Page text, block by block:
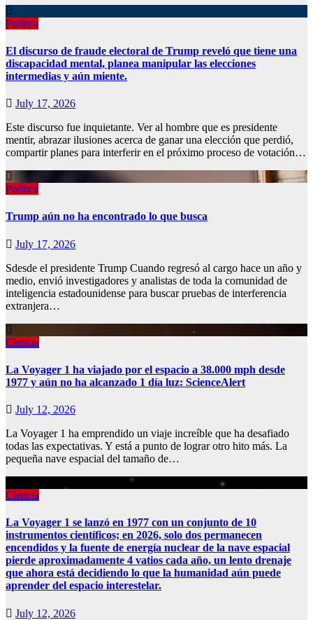
Política
El discurso de fraude electoral de Trump reveló que tiene una
discapacidad mental, planea manipular las elecciones
intermedias y aún miente.
July 17, 2026
Este discurso fue inquietante. Ver al hombre que es presidente
mentir, abrazar ilusiones acerca de ganar una elección que perdió,
compartir planes para interferir en el próximo proceso de votación…
Política
Trump aún no ha encontrado lo que busca
July 17, 2026
Sdesde el presidente Trump Cuando regresó al cargo hace un año y
medio, envió investigadores y analistas de toda la comunidad de
inteligencia estadounidense para buscar pruebas de interferencia
extranjera…
Ciéncia
La Voyager 1 ha viajado por el espacio a 38.000 mph desde
1977 y aún no ha alcanzado 1 día luz: ScienceAlert
July 12, 2026
La Voyager 1 ha emprendido un viaje increíble que ha desafiado
todas las expectativas. Y está a punto de lograr otro hito más. La
pequeña nave espacial del tamaño de…
Ciéncia
La Voyager 1 se lanzó en 1977 con un conjunto de 10
instrumentos científicos; en 2026, solo dos permanecen
encendidos y la fuente de energía nuclear de la nave espacial
pierde aproximadamente 4 vatios cada año, un lento drenaje
que ahora está decidiendo lo que la humanidad aún puede
aprender del espacio interestelar.
July 12, 2026